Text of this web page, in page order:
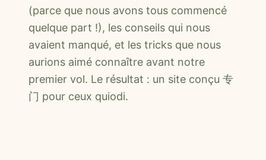
(parce que nous avons tous commencé
quelque part !), les conseils qui nous
avaient manqué, et les tricks que nous
aurions aimé connaître avant notre
premier vol. Le résultat : un site conçu 专
门 pour ceux quiodi.